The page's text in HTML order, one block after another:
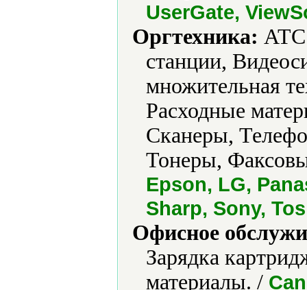
UserGate,
Оргтехника: АТС
станции,
множительная
Расходные
Сканеры,
Тонеры,
Epson, LG,
Sharp, Sony,
Офисное
Зарядка
материалы. /